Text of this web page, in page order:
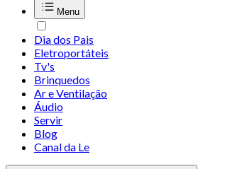
Menu
Dia dos Pais
Eletroportáteis
Tv's
Brinquedos
Ar e Ventilação
Áudio
Servir
Blog
Canal da Le